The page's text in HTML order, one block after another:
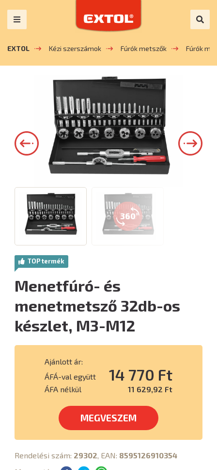
EXTOL Kézi szerszámok Fúrók metszők Fúrók
360°
TOP termék
Menetfúró- és
menetmetsző 32db-os
készlet, M3-M12
Ajánlott ár:
ÁFÁ-val együtt
14 770 Ft
ÁFA nélkül 11 629,92 Ft
MEGVESZEM
Rendelési szám: 29302 , EAN: 8595126910354